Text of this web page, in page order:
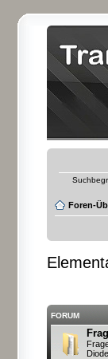
Foren-
FORUM